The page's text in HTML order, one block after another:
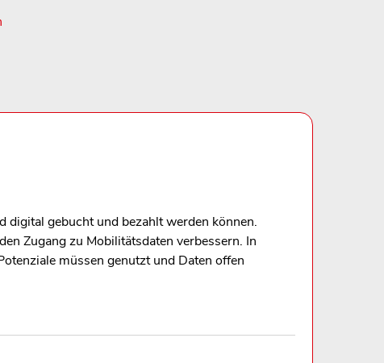
digital gebucht und bezahlt werden können.
Zugang zu Mobilitätsdaten verbessern. In
müssen genutzt und Daten offen